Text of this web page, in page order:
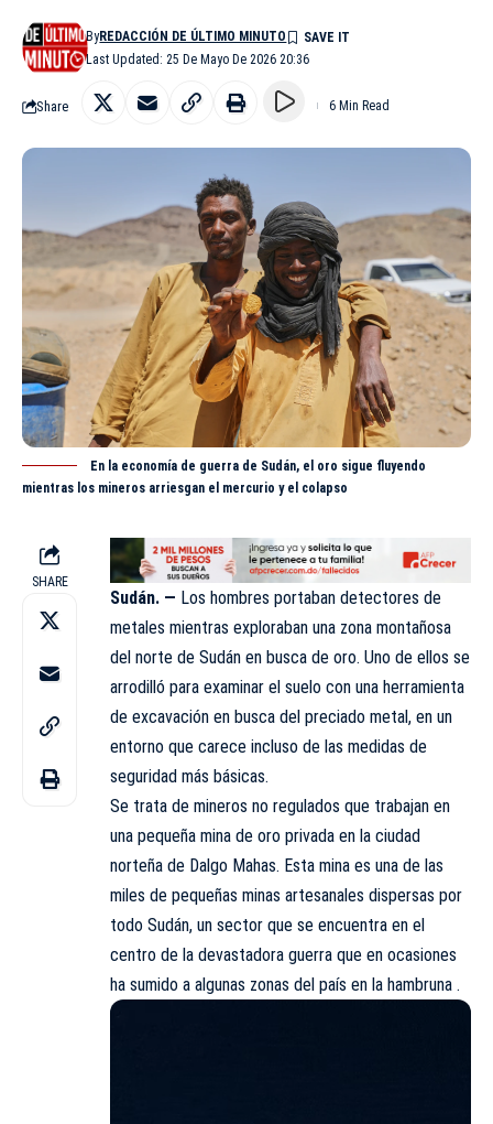
Last Updated: 25 De Mayo De 2026 20:36
ByREDACCIÓN DE ÚLTIMO MINUTO
Share 6 Min Read
En la economía de guerra de Sudán, el oro sigue fluyendo
mientras los mineros arriesgan el mercurio y el colapso
SHARE
Sudán. — Los hombres portaban detectores de
metales mientras exploraban una zona montañosa
del norte de Sudán en busca de oro. Uno de ellos se
arrodilló para examinar el suelo con una herramienta
de excavación en busca del preciado metal, en un
entorno que carece incluso de las medidas de
seguridad más básicas.
Se trata de mineros no regulados que trabajan en
una pequeña mina de oro privada en la ciudad
norteña de Dalgo Mahas. Esta mina es una de las
miles de pequeñas minas artesanales dispersas por
todo Sudán, un sector que se encuentra en el
centro de la devastadora guerra que en ocasiones
ha sumido a algunas zonas del país en la hambruna .